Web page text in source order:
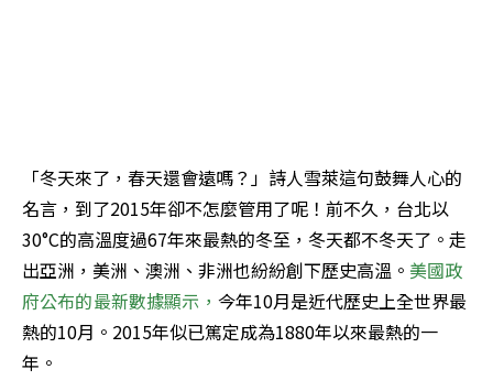
「冬天來了，春天還會遠嗎？」詩人雪萊這句鼓舞人心的
名言，到了2015年卻不怎麼管用了呢！前不久，台北以
30°C的高溫度過67年來最熱的冬至，冬天都不冬天了。走
出亞洲，美洲、澳洲、非洲也紛紛創下歷史高溫。 美國政
府公布的最新數據顯示， 今年10月是近代歷史上全世界最
熱的10月。2015年似已篤定成為1880年以來最熱的一
年。